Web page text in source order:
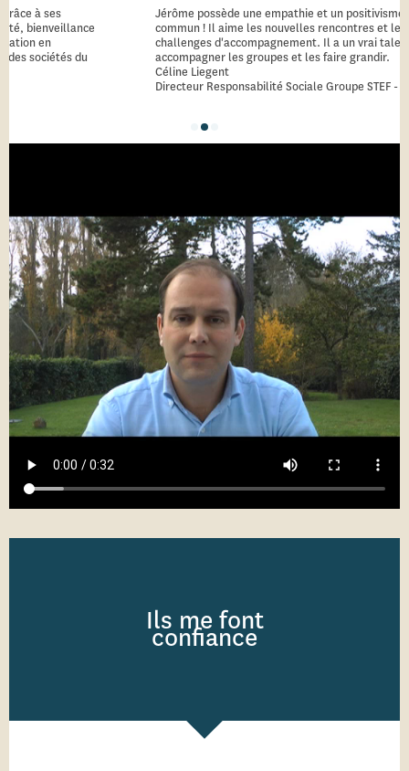
du
Jérôme possède une empathie et un positivisme hors du
commun ! Il aime les nouvelles rencontres et les
challenges d'accompagnement. Il a un vrai talent pour
accompagner les groupes et les faire grandir.
Céline Liegent
Directeur Responsabilité Sociale Groupe STEF - DRH
Ils me font
confiance